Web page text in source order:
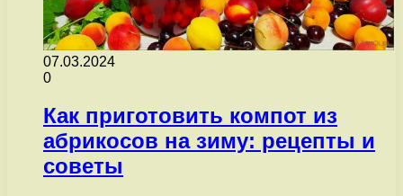
07.03.2024
0
Как приготовить компот из
абрикосов на зиму: рецепты и
советы